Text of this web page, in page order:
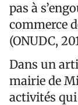
pas à
commerce
(ONUDC,
Dans un
mairie de
activités